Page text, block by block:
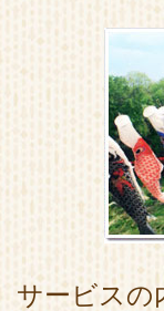
サービスの